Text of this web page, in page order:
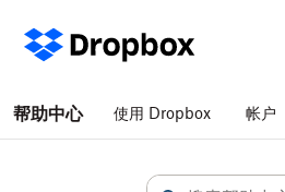
帮助中心 使用 Dropbox 帐户